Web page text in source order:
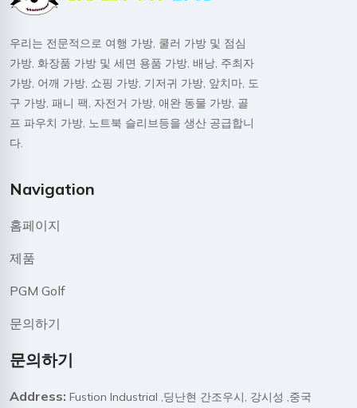
우리는 전문적으로 여행 가방, 쿨러 가방 및 점심
가방, 화장품 가방 및 세면 용품 가방, 배낭, 주최자
가방, 어깨 가방, 쇼핑 가방, 기저귀 가방, 앞치마, 도
구 가방, 패니 팩, 자전거 가방, 애완 동물 가방, 골
프 파우치 가방, 노트북 슬리브등을 생산 공급합니
다.
Navigation
홈페이지
제품
PGM Golf
문의하기
문의하기
Address: Fustion Industrial ,딩난현 간조우시, 강시성 ,중국